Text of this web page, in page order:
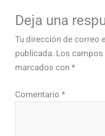
Deja una
Tu dirección de correo
publicada. Los
marcados con *
Comentario *